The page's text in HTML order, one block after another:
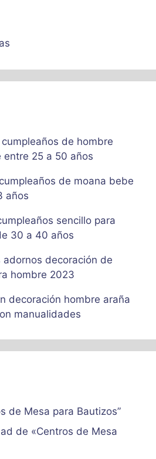
de hombre
entre 25 a 50 años
de moana bebe
años
sencillo para
30 a 40 años
adornos decoración de
hombre 2023
decoración hombre araña
manualidades
de Mesa para Bautizos”
de «Centros de Mesa